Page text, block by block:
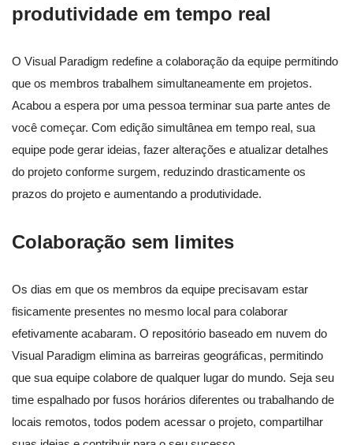
produtividade em tempo real
O Visual Paradigm redefine a colaboração da equipe permitindo
que os membros trabalhem simultaneamente em projetos.
Acabou a espera por uma pessoa terminar sua parte antes de
você começar. Com edição simultânea em tempo real, sua
equipe pode gerar ideias, fazer alterações e atualizar detalhes
do projeto conforme surgem, reduzindo drasticamente os
prazos do projeto e aumentando a produtividade.
Colaboração sem limites
Os dias em que os membros da equipe precisavam estar
fisicamente presentes no mesmo local para colaborar
efetivamente acabaram. O repositório baseado em nuvem do
Visual Paradigm elimina as barreiras geográficas, permitindo
que sua equipe colabore de qualquer lugar do mundo. Seja seu
time espalhado por fusos horários diferentes ou trabalhando de
locais remotos, todos podem acessar o projeto, compartilhar